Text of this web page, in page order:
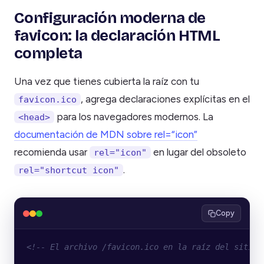
Configuración moderna de
favicon: la declaración HTML
completa
Una vez que tienes cubierta la raíz con tu
favicon.ico , agrega declaraciones explícitas en el
<head>
para los navegadores modernos. La
documentación de MDN sobre rel=“icon”
recomienda usar
rel="icon" en lugar del obsoleto
rel="shortcut icon" .
Copy
<!-- El archivo /favicon.ico en la raíz del sitio se